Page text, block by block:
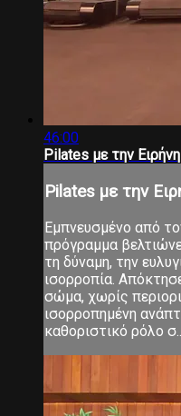
46:00
Pilates με την
Pilates με την
Εμπνευσμένο από
πρόγραμμα
τη δύναμη, την
ισορροπία.
σώμα, χωρίς
ισορροπημένη
καθοριστικό ρόλο σ...